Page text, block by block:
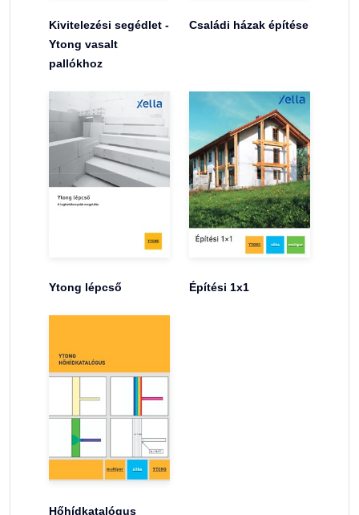
Kivitelezési segédlet -
Ytong vasalt
pallókhoz
Családi házak építése
Ytong lépcső Építési 1x1
Hőhídkatalógus